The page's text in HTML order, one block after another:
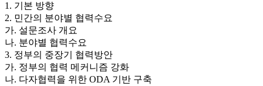
1. 기본 방향
2. 민간의 분야별 협력수요
가. 설문조사 개요
나. 분야별 협력수요
3. 정부의 중장기 협력방안
가. 정부의 협력 메커니즘 강화
나. 다자협력을 위한 ODA 기반 구축